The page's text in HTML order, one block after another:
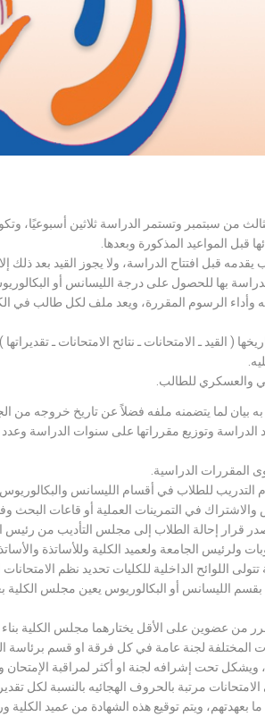
من سبتمبر وتستمر الدراسة ثلاثين
قبل المواعيد المذكورة وبعدها.
يقدمه قبل افتتاح الدراسة، ولا يجوز القيد بعد
الدراسة بها للحصول على درجة الليسانس أو
وأداء الرسوم المقررة، ويعد ملف لكل طالب في
( القيد ـ الامتحانات ـ نتائح الامتحانات ـ تقديراتها ).
والعسكري للطالب.
لما يتضمنه ملفه فضلاً عن تاريخ خروجه من
مواد الدراسة وتوزيع مقرراتها على سنوات
المقررات الدراسية.
التدريب للطلاب في أقسام الليسانس والبكالوريوس
في التمرينات العملية أو قاعات البحث وفقاً
قرار إحالة الطلاب إلى مجلس التأديب من رئيس
ولرئيس الجامعة ولعميد الكلية وللأساتذة
تتولى اللوائح الداخلية للكليات تحديد نظم الامتحانات
بقسم الليسانس أو البكالوريوس يعين مجلس
من عضوين على الأقل يختارهما مجلس الكلية
المختلفة لجنة عامة في كل فرقة او قسم برئاسة
ويشكل تحت إشرافه لجنة او أكثر لمراقبة الإمتحان
مرتبة بالحروف الهجائيه بالنسبة لكل
بعهدتهم، ويتم توقيع هذه الشهادة من عميد الكلية